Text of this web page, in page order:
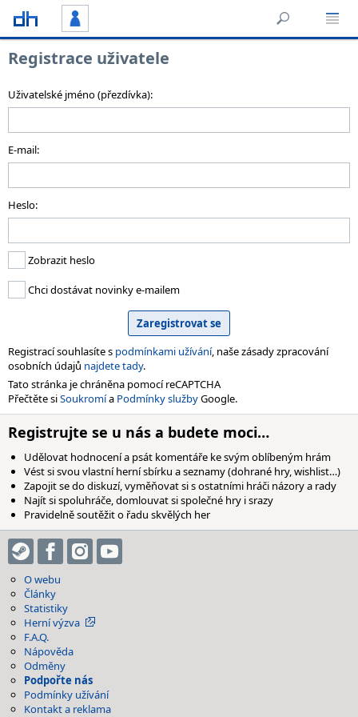
Registrace uživatele
Uživatelské jméno (přezdívka):
E-mail:
Heslo:
Zobrazit heslo
Chci dostávat novinky e-mailem
Registrací souhlasíte s podmínkami užívání, naše zásady zpracování
osobních údajů najdete tady.
Tato stránka je chráněna pomocí reCAPTCHA
Přečtěte siSoukromía Podmínky službyGoogle.
Registrujte se u nás a budete moci…
Udělovat hodnocení a psát komentáře ke svým oblíbeným hrám
Vést si svou vlastní herní sbírku a seznamy (dohrané hry, wishlist…)
Zapojit se do diskuzí, vyměňovat si s ostatními hráči názory a rady
Najít si spoluhráče, domlouvat si společné hry i srazy
Pravidelně soutěžit o řadu skvělých her
O webu
Články
Statistiky
Herní výzva
F.A.Q.
Nápověda
Odměny
Podpořte nás
Podmínky užívání
Kontakt a reklama